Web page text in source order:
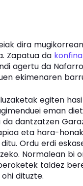
dira
Zapatua da
agertu da
ekimenaren
egiten
eman
da dantzatzen
eta hara-
Ordu erdi
Normalean bi
taldez
dituzte.